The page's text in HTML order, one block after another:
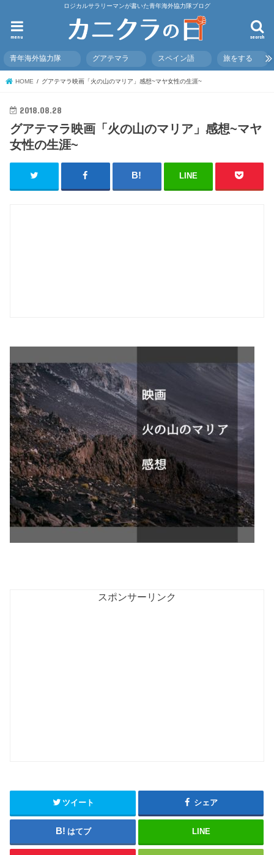
ロジカルサラリーマンが書いた青年海外協力隊ブログ
search
menu
青年海外協力隊 グアテマラ スペイン語 旅をする
HOME グアテマラ映画「火の山のマリア」感想~マヤ女性の生涯~
2018.08.28
グアテマラ映画「火の山のマリア」感想~マヤ
女性の生涯~
LINE
スポンサーリンク
ツイート シェア
はてブ LINE